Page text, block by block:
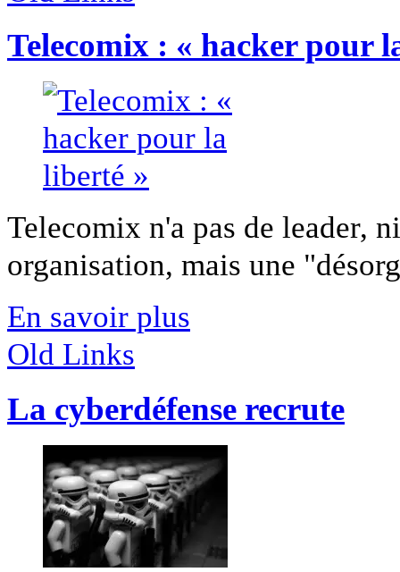
Telecomix : « hacker pour
Telecomix n'a pas de leader,
organisation, mais une
En savoir plus
Old Links
La cyberdéfense recrute